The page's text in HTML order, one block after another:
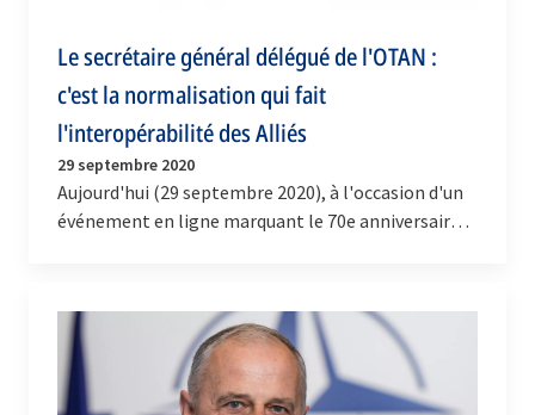
Le secrétaire général délégué de l'OTAN :
c'est la normalisation qui fait
l'interopérabilité des Alliés
29 septembre 2020
Aujourd'hui (29 septembre 2020), à l'occasion d'un
événement en ligne marquant le 70e anniversaire